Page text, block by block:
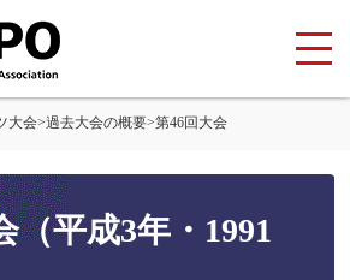
大会>過去大会の概要>第46回大会
（平成3年・1991